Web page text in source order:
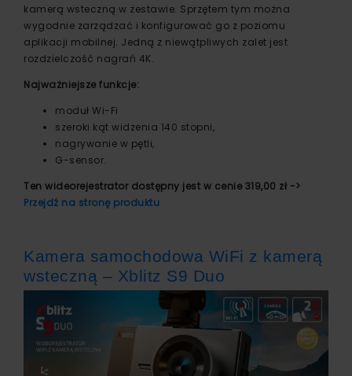
kamerą wsteczną w zestawie. Sprzętem tym można
wygodnie zarządzać i konfigurować go z poziomu
aplikacji mobilnej. Jedną z niewątpliwych zalet jest
rozdzielczość nagrań 4K.
Najważniejsze funkcje:
moduł Wi-Fi
szeroki kąt widzenia 140 stopni,
nagrywanie w pętli,
G-sensor.
Ten wideorejestrator dostępny jest w cenie 319,00 zł ->
Przejdź na stronę produktu
Kamera samochodowa WiFi z kamerą
wsteczną – Xblitz S9 Duo